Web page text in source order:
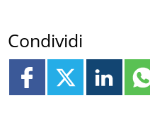
Condividi